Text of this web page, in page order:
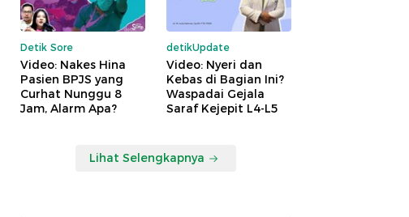
Detik Sore
Video: Nakes Hina
Pasien BPJS yang
Curhat Nunggu 8
Jam, Alarm Apa?
detikUpdate
Video: Nyeri dan
Kebas di Bagian Ini?
Waspadai Gejala
Saraf Kejepit L4-L5
Lihat Selengkapnya